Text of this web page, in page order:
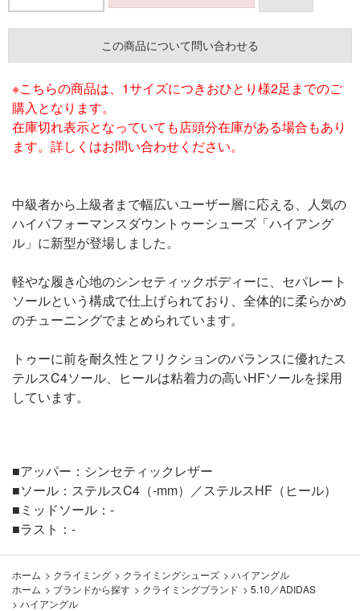
この商品について問い合わせる
※こちらの商品は、1サイズにつきおひとり様2足までのご
購入となります。
在庫切れ表示となっていても店頭分在庫がある場合もあり
ます。詳しくはお問い合わせください。
中級者から上級者まで幅広いユーザー層に応える、人気の
ハイパフォーマンスダウントゥーシューズ「ハイアング
ル」に新型が登場しました。
軽やな履き心地のシンセティックボディーに、セパレート
ソールという構成で仕上げられており、全体的に柔らかめ
のチューニングでまとめられています。
トゥーに前を耐久性とフリクションのバランスに優れたス
テルスC4ソール、ヒールは粘着力の高いHFソールを採用
しています。
■アッパー：シンセティックレザー
■ソール：ステルスC4（-mm）／ステルスHF（ヒール）
■ミッドソール：-
■ラスト：-
ホーム > クライミング > クライミングシューズ > ハイアングル
ホーム > ブランドから探す > クライミングブランド > 5.10／ADIDAS
> ハイアングル